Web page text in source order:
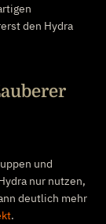
den Hydra
und
nur nutzen,
deutlich mehr
.